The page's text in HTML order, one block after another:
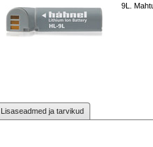
9L.
Lisaseadmed ja tarvikud